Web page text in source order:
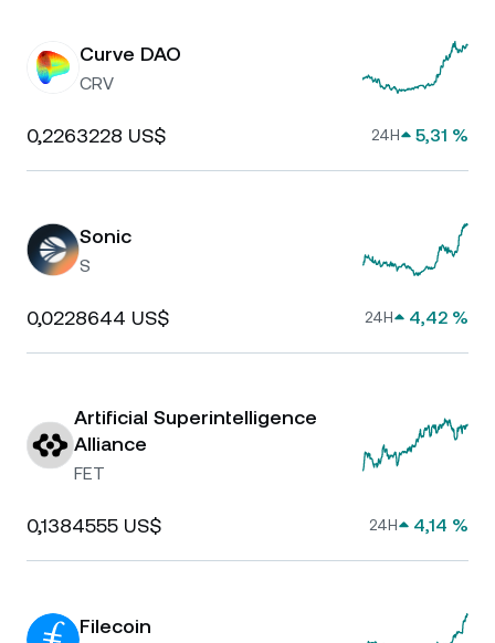
Curve DAO
CRV
0,2263228 US$ 24H 5,31 %
Sonic
S
0,0228644 US$ 24H 4,42 %
Artificial Superintelligence
Alliance
FET
0,1384555 US$ 24H 4,14 %
Filecoin